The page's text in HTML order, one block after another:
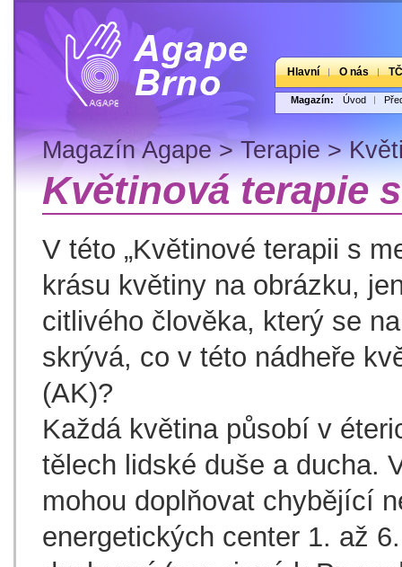
Hlavní O nás
Magazín: Úvod
Magazín Agape>Terapie>
Květinová terapie
V této „Květinové terapii s
krásu květiny na obrázku,
citlivého člověka, který se
skrývá, co v této nádheře
(AK)?
Každá květina působí v
tělech lidské duše a ducha.
mohou doplňovat chybějící
energetických center 1. až